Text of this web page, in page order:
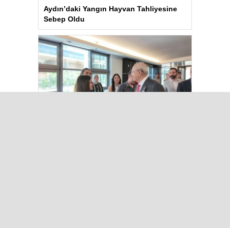
Aydın’daki Yangın Hayvan Tahliyesine
Sebep Oldu